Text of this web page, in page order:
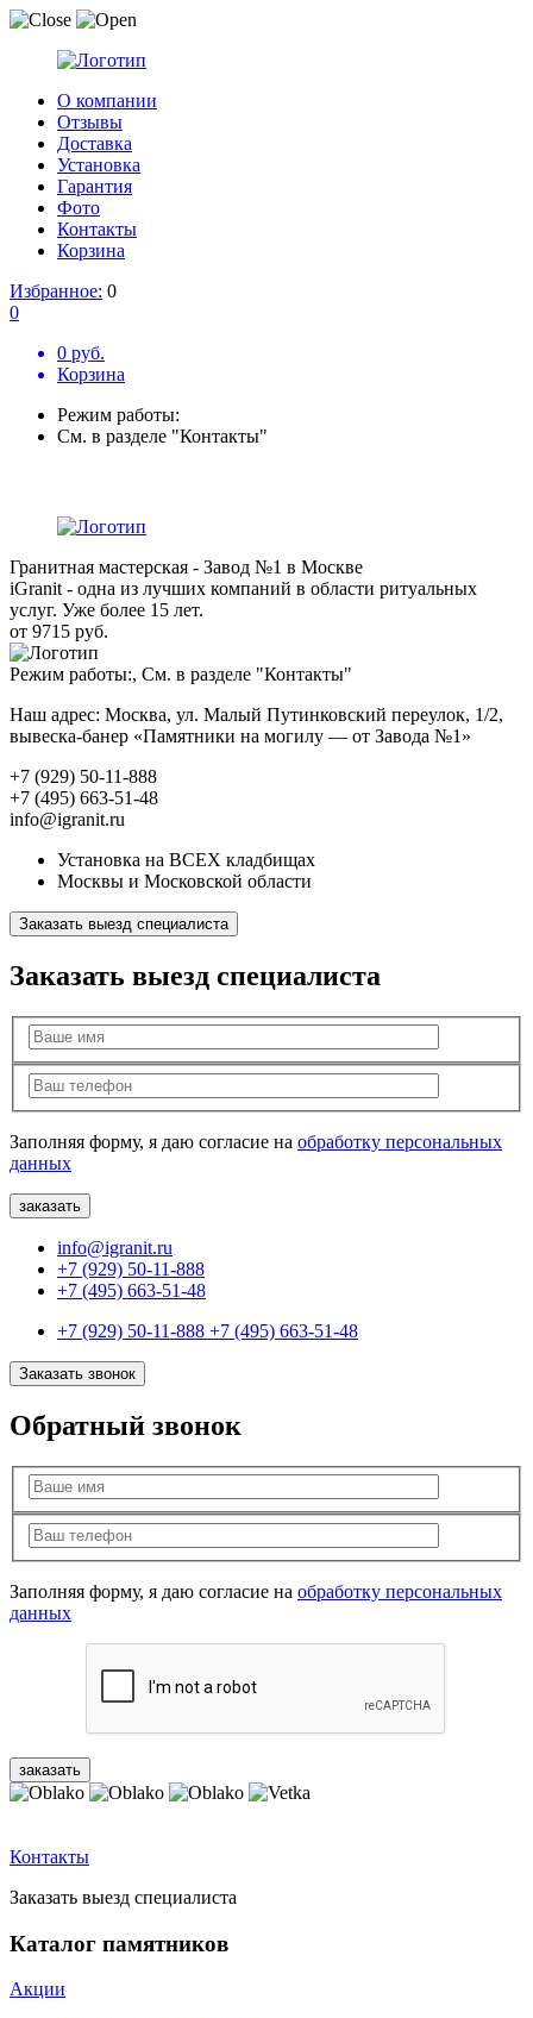
О компании
Отзывы
Доставка
Установка
Гарантия
Фото
Контакты
Корзина
Избранное: 0
0
0 руб.
Корзина
Режим работы:
См. в разделе "Контакты"
Гранитная мастерская - Завод №1 в Москве
iGranit - одна из лучших компаний в области ритуальных
услуг. Уже более 15 лет.
от 9715 руб.
Режим работы:, См. в разделе "Контакты"
Наш адрес: Москва, ул. Малый Путинковский переулок, 1/2,
вывеска-банер «Памятники на могилу — от Завода №1»
+7 (929) 50-11-888
+7 (495) 663-51-48
info@igranit.ru
Установка на ВСЕХ кладбищах
Москвы и Московской области
Заказать выезд специалиста
Заказать выезд специалиста
Заполняя форму, я даю согласие на обработку персональных
данных
info@igranit.ru
+7 (929) 50-11-888
+7 (495) 663-51-48
+7 (929) 50-11-888 +7 (495) 663-51-48
Заказать звонок
Обратный звонок
Заполняя форму, я даю согласие на обработку персональных
данных
Контакты
Заказать выезд специалиста
Каталог памятников
Акции